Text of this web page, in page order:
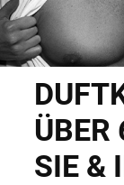
ÜBER
SIE &